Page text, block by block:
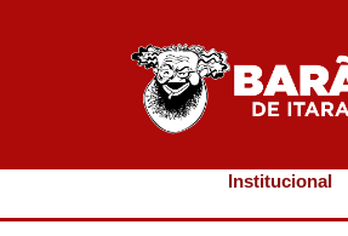
Institucional